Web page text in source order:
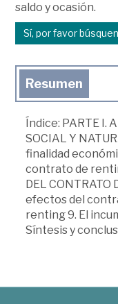
saldo y ocasión.
Sí, por favor
Resumen
Índice: PARTE I.
SOCIAL Y
finalidad
contrato de
DEL
efectos del
renting 9. El
Síntesis y